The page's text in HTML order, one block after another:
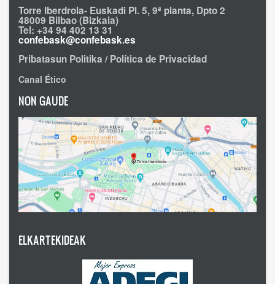
Torre Iberdrola- Euskadi Pl. 5, 9ª planta, Dpto 2
48009 Bilbao (Bizkaia)
Tel: +34 94 402 13 31
confebask@confebask.es
Pribatasun Politika / Política de Privacidad
Canal Ético
NON GAUDE
ELKARTEKIDEAK